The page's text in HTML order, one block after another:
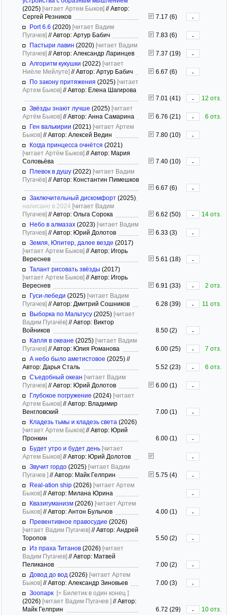
(2025) [читает Артем Быков] //Автор:
Сергей Резников
7.17 (6)
-
Port 6.6 (2020) [читает Вадим
Пугачев] //Автор: Артур Бабич 7.83 (6)
-
Пастыри лавин (2020) [читает Вадим
Пугачев] //Автор: Александр Ларинцев 7.37 (19)
-
Алгоритм кукушки (2022) [читает
Ниёле Мейлуте] //Автор: Артур Бабич 6.67 (6)
-
По закону притяжения (2025) [читает
Артем Быков] //Автор: Елена Шагирова
7.01 (41)
-
12 отз.
Звёзды знают лучше (2025) [читает
Артём Быков] //Автор: Анна Самарина 6.76 (21) -
6 отз.
Ген валькирии (2021) [читает Артем
Быков] //Автор: Алексей Ведин 7.80 (10)
-
Когда принцесса очнётся (2021)
[читает Артём Быков] //Автор: Мария
Соловьёва
7.40 (10)
-
Плевок в душу (2022) [читает Вадим
Пугачёв] //Автор: Константин Пимешков
6.67 (6)
-
Заключительный дискомфорт (2025)
написано в 2024 [читает Вадим
Пугачев] //Автор: Ольга Сорока 6.62 (50) -
14 отз.
Небо в алмазах (2023) [читает Вадим
Пугачев] //Автор: Юрий Долотов 6.33 (3)
-
Земля, Юпитер, далее везде (2017)
[читает Артем Быков] //Автор: Игорь
Вереснев
5.61 (18)
-
Талант рисовать звёзды (2017)
[читает Артем Быков] //Автор: Игорь
Вереснев
6.91 (33) -
2 отз.
Гуси-лебеди (2025) [читает Вадим
Пугачев] //Автор: Дмитрий Сошников 6.28 (39) -
11 отз.
Выборка по Мальтусу (2025) [читает
Вадим Пугачёв] //Автор: Виктор
Войников
8.50 (2)
-
Капля в океане (2025) [читает Вадим
Пугачев] //Автор: Юлия Романова 6.00 (25) -
7 отз.
А небо было аметистовое (2025) //
Автор: Дарья Сталь
5.52 (23) -
6 отз.
Съедобный океан [читает Вадим
Пугачев] //Автор: Юрий Долотов 6.00 (1)
-
Глубокое погружение (2024) [читает
Артем Быков] //Автор: Владимир
Венгловский
7.00 (1)
-
Кладезь тьмы и кладезь света (2026)
[читает Артем Быков] //Автор: Юрий
Пронкин
6.00 (1)
-
Будет утро и будет день [читает
Артем Быков] //Автор: Юрий Долотов
-
Звучит гордо (2025) [читает Вадим
Пугачев ] //Автор: Майк Гелприн 5.75 (4)
-
Real-ation ship (2026) [читает Артем
Быков] //Автор: Милана Юрина
-
Квазигуманизм (2026) [читает Артем
Быков] //Автор: Антон Булычов 4.00 (1)
-
Превентивное правосудие (2026)
[читает Вадим Пугачев] //Автор: Андрей
Торопов
5.50 (2)
-
Из праха Титанов (2026) [читает
Вадим Пугачев] //Автор: Матвей
Пеликанов
7.00 (2)
-
Довод до вод (2026) [читает Артем
Быков] //Автор: Александр Зиновьев 7.00 (3)
-
Зоопарк [= Билетик в один конец ]
(2026) [читает Вадим Пугачев ] //Автор:
Майк Гелприн
6.72 (29) -
10 отз.